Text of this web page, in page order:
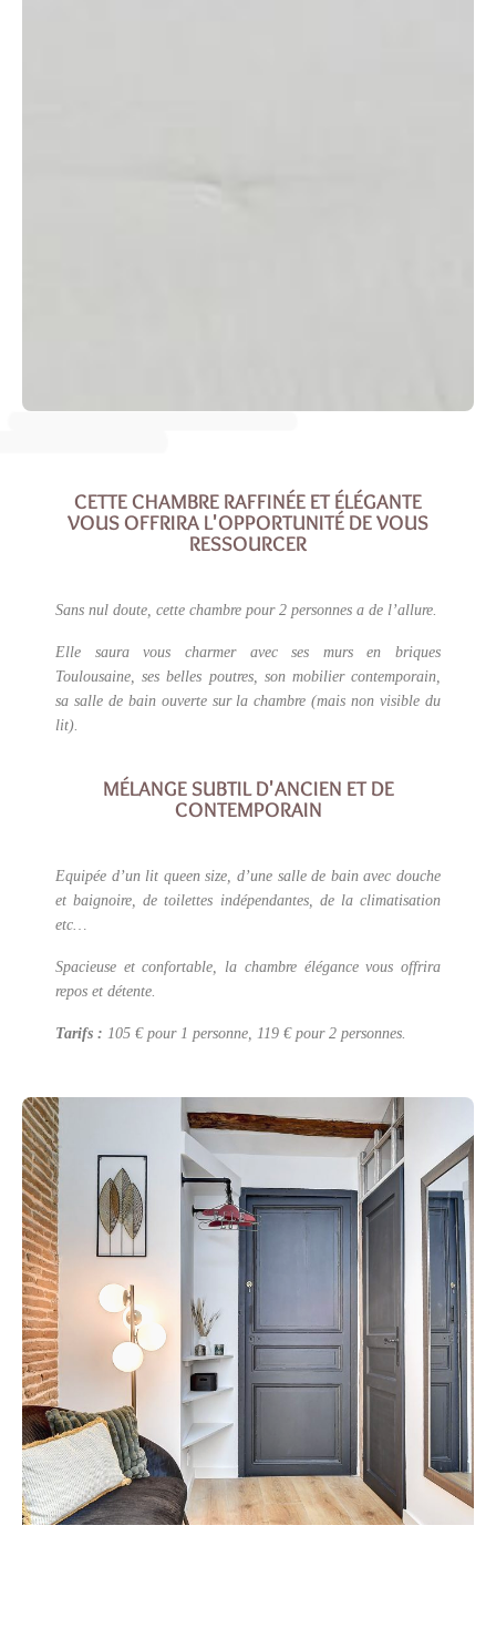
CETTE CHAMBRE RAFFINÉE ET ÉLÉGANTE
VOUS OFFRIRA L'OPPORTUNITÉ DE VOUS
RESSOURCER
Sans nul doute, cette chambre pour 2 personnes a de l’allure.
Elle saura vous charmer avec ses murs en briques
Toulousaine, ses belles poutres, son mobilier contemporain,
sa salle de bain ouverte sur la chambre (mais non visible du
lit).
MÉLANGE SUBTIL D'ANCIEN ET DE
CONTEMPORAIN
Equipée d’un lit queen size, d’une salle de bain avec douche
et baignoire, de toilettes indépendantes, de la climatisation
etc…
Spacieuse et confortable, la chambre élégance vous offrira
repos et détente.
Tarifs : 105 € pour 1 personne, 119 € pour 2 personnes.